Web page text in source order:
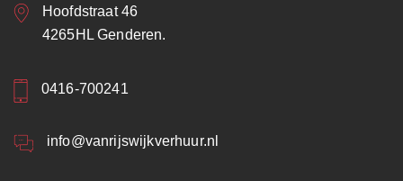
Hoofdstraat 46
4265HL Genderen.
0416-700241
info@vanrijswijkverhuur.nl